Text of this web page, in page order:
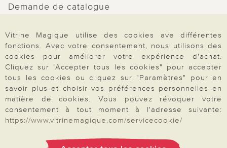
Demande de catalogue
Droit de rétractation
Rétractation
Paiement & Livraison
Vitrine Magique utilise des cookies ave différentes
fonctions. Avec votre consentement, nous utilisons des
cookies pour améliorer votre expérience d'achat.
Cliquez sur "Accepter tous les cookies" pour accepter
tous les cookies ou cliquez sur "Paramètres" pour en
savoir plus et choisir vos préférences personnelles en
matière de cookies. Vous pouvez révoquer votre
consentement à tout moment à l'adresse suivante:
https://www.vitrinemagique.com/servicecookie/